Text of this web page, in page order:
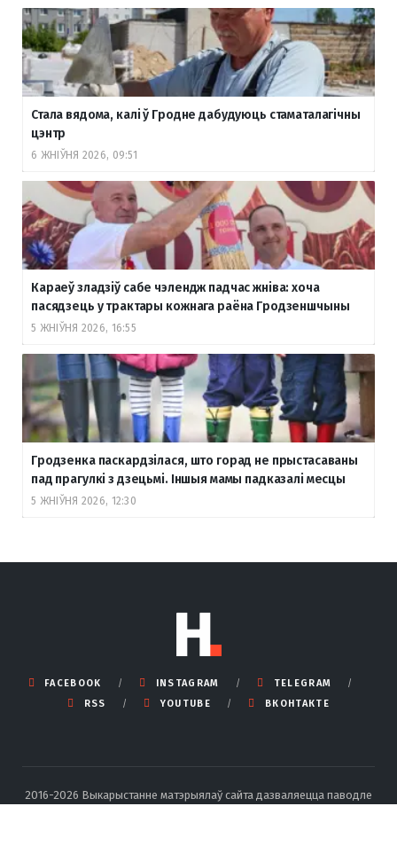
Стала вядома, калі ў Гродне дабудуюць стаматалагічны
цэнтр
6 ЖНІЎНЯ 2026, 09:51
Караеў зладзіў сабе чэлендж падчас жніва: хоча
пасядзець у трактары кожнага раёна Гродзеншчыны
5 ЖНІЎНЯ 2026, 16:55
Гродзенка паскардзілася, што горад не прыстасаваны
пад прагулкі з дзецьмі. Іншыя мамы падказалі месцы
5 ЖНІЎНЯ 2026, 12:30
FACEBOOK INSTAGRAM
TELEGRAM
RSS
YOUTUBE ВКОНТАКТЕ
2016-2026 Выкарыстанне матэрыялаў сайта дазваляецца паводле